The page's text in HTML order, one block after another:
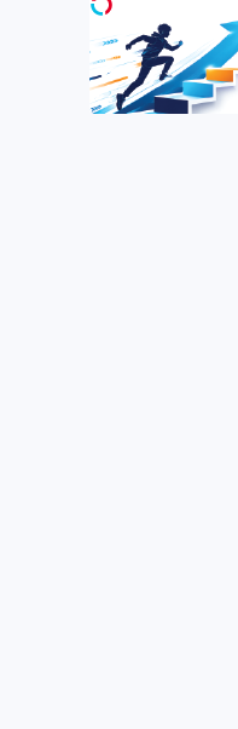
•